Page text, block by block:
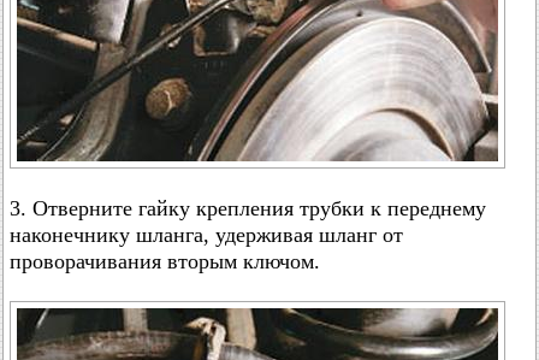
3. Отверните гайку крепления трубки к переднему
наконечнику шланга, удерживая шланг от
проворачивания вторым ключом.